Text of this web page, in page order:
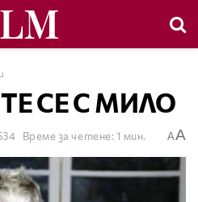
СЕ С МИЛО
Време за четене: 1 мин. AA